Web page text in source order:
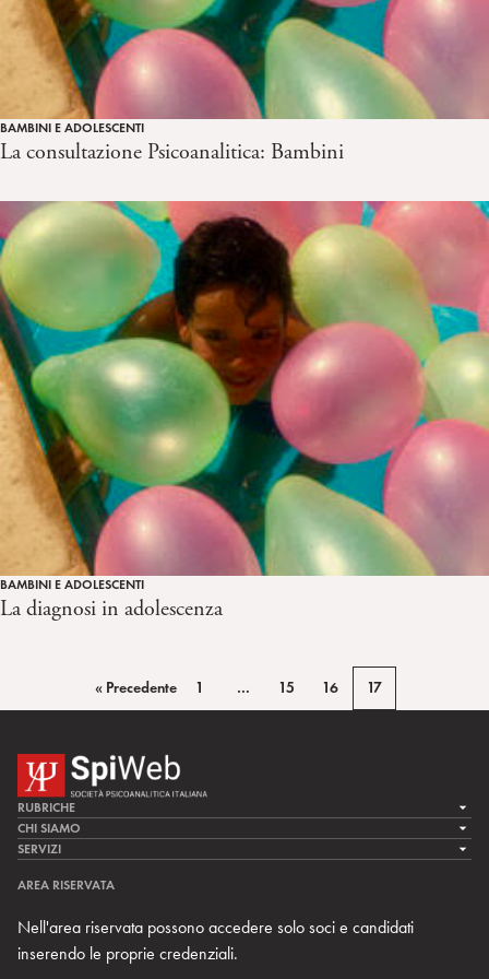
BAMBINI E ADOLESCENTI
La consultazione Psicoanalitica: Bambini
BAMBINI E ADOLESCENTI
La diagnosi in adolescenza
« Precedente 1 … 15 16 17
RUBRICHE
LA CURA
LA RICERCA
MULTIMEDIA
CHI SIAMO
LA SPI
TEAM DI SPIWEB
CONTATTI
RIVISTE
SERVIZI
ARCHIVIO STORICO
AREA RISERVATA
Nell'area riservata possono accedere solo soci e candidati
inserendo le proprie credenziali.